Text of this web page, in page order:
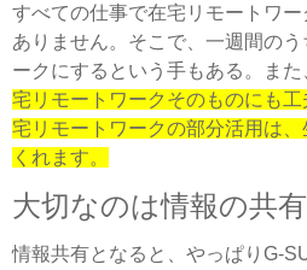
すべての仕事で在宅リモートワ
ありません。そこで、一週間の
ークにするという手もある。ま
宅リモートワークそのものにも
宅リモートワークの部分活用は
くれます。
大切なのは情報の共有
情報共有となると、やっぱりG-